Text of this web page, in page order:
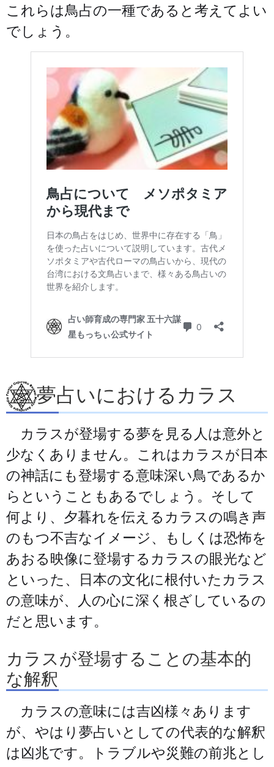
これらは鳥占の一種であると考えてよい
でしょう。
夢占いにおけるカラス
カラスが登場する夢を見る人は意外と
少なくありません。これはカラスが日本
の神話にも登場する意味深い鳥であるか
らということもあるでしょう。そして
何より、夕暮れを伝えるカラスの鳴き声
のもつ不吉なイメージ、もしくは恐怖を
あおる映像に登場するカラスの眼光など
といった、日本の文化に根付いたカラス
の意味が、人の心に深く根ざしているの
だと思います。
カラスが登場することの基本的
な解釈
カラスの意味には吉凶様々あります
が、やはり夢占いとしての代表的な解釈
は凶兆です。トラブルや災難の前兆とし